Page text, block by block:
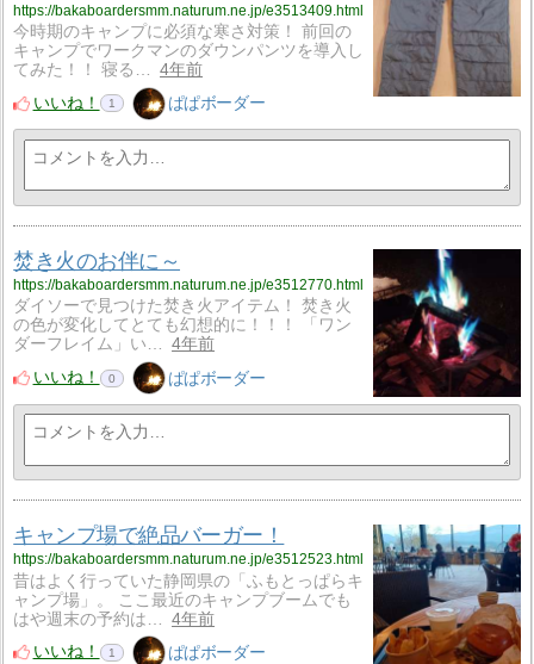
https://bakaboardersmm.naturum.ne.jp/e3513409.html
今時期のキャンプに必須な寒さ対策！ 前回の
キャンプでワークマンのダウンパンツを導入し
てみた！！ 寝る…
4年前
いいね！
1 ぱぱボーダー
焚き火のお伴に～
https://bakaboardersmm.naturum.ne.jp/e3512770.html
ダイソーで見つけた焚き火アイテム！ 焚き火
の色が変化してとても幻想的に！！！ 「ワン
ダーフレイム」い…
4年前
いいね！
0 ぱぱボーダー
キャンプ場で絶品バーガー！
https://bakaboardersmm.naturum.ne.jp/e3512523.html
昔はよく行っていた静岡県の「ふもとっぱらキ
ャンプ場」。 ここ最近のキャンプブームでも
はや週末の予約は…
4年前
いいね！
1 ぱぱボーダー